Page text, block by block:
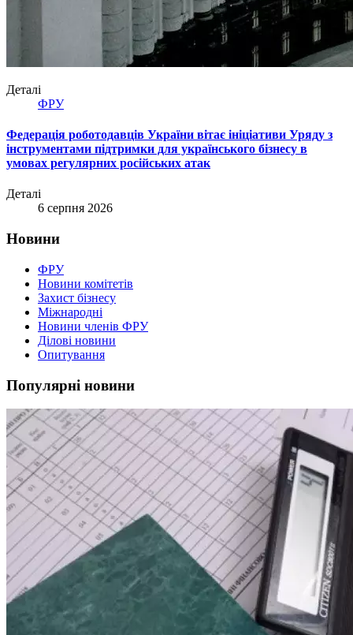
Деталі
ФРУ
Федерація роботодавців України вітає ініціативи Уряду з
інструментами підтримки для українського бізнесу в
умовах регулярних російських атак
Деталі
6 серпня 2026
Новини
ФРУ
Новини комітетів
Захист бізнесу
Міжнародні
Новини членів ФРУ
Ділові новини
Опитування
Популярні новини